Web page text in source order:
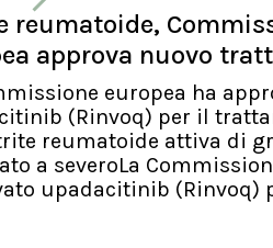
reumatoide,
approva nuovo
europea ha
(Rinvoq) per il
reumatoide attiva di
a severoLa
upadacitinib (Rinvoq)